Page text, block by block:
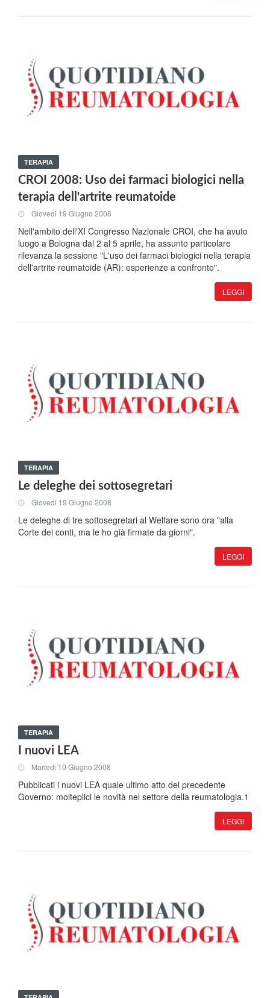
TERAPIA
CROI 2008: Uso dei farmaci biologici nella
terapia dell'artrite reumatoide
Giovedi 19 Giugno 2008
Nell'ambito dell'XI Congresso Nazionale CROI, che ha avuto
luogo a Bologna dal 2 al 5 aprile, ha assunto particolare
rilevanza la sessione "L'uso dei farmaci biologici nella terapia
dell'artrite reumatoide (AR): esperienze a confronto".
LEGGI
TERAPIA
Le deleghe dei sottosegretari
Giovedi 19 Giugno 2008
Le deleghe di tre sottosegretari al Welfare sono ora "alla
Corte dei conti, ma le ho già firmate da giorni".
LEGGI
TERAPIA
I nuovi LEA
Martedi 10 Giugno 2008
Pubblicati i nuovi LEA quale ultimo atto del precedente
Governo: molteplici le novità nel settore della reumatologia.1
LEGGI